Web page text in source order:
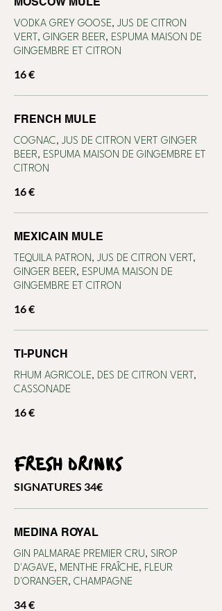
VODKA GREY GOOSE, JUS DE CITRON
VERT, GINGER BEER, ESPUMA MAISON DE
GINGEMBRE ET CITRON
16 €
FRENCH MULE
COGNAC, JUS DE CITRON VERT GINGER
BEER, ESPUMA MAISON DE GINGEMBRE ET
CITRON
16 €
MEXICAIN MULE
TEQUILA PATRON, JUS DE CITRON VERT,
GINGER BEER, ESPUMA MAISON DE
GINGEMBRE ET CITRON
16 €
TI-PUNCH
RHUM AGRICOLE, DES DE CITRON VERT,
CASSONADE
16 €
FRESH DRINKS
SIGNATURES 34€
MEDINA ROYAL
GIN PALMARAE PREMIER CRU, SIROP
D'AGAVE, MENTHE FRAÎCHE, FLEUR
D'ORANGER, CHAMPAGNE
34 €